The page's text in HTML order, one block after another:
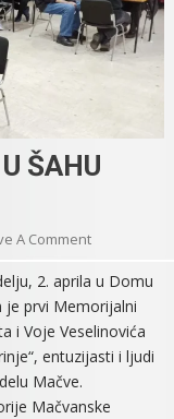
ŠAHU
A CommentOn
TURNIR
U
ŠAHU
2. aprila u Domu
je prvi Memorijalni
i Voje Veselinovića
entuzijasti i ljudi
Mačve.
Mačvanske